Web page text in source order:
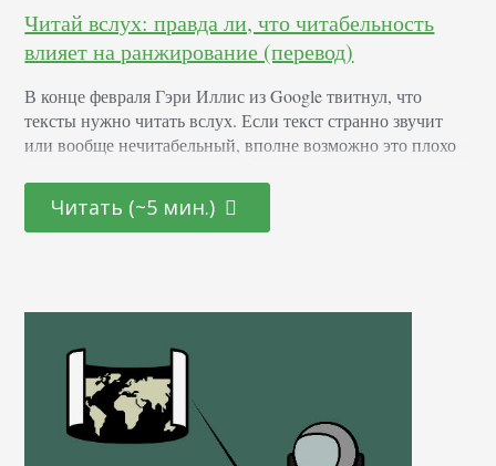
Читай вслух: правда ли, что читабельность
влияет на ранжирование (перевод)
В конце февраля Гэри Иллис из Google твитнул, что
тексты нужно читать вслух. Если текст странно звучит
или вообще нечитабельный, вполне возможно это плохо
обсуждение. Некоторые оптимизаторы не захотели верить
в правдивость этого утверждения, поскольку по-
Читать (~5 мин.)